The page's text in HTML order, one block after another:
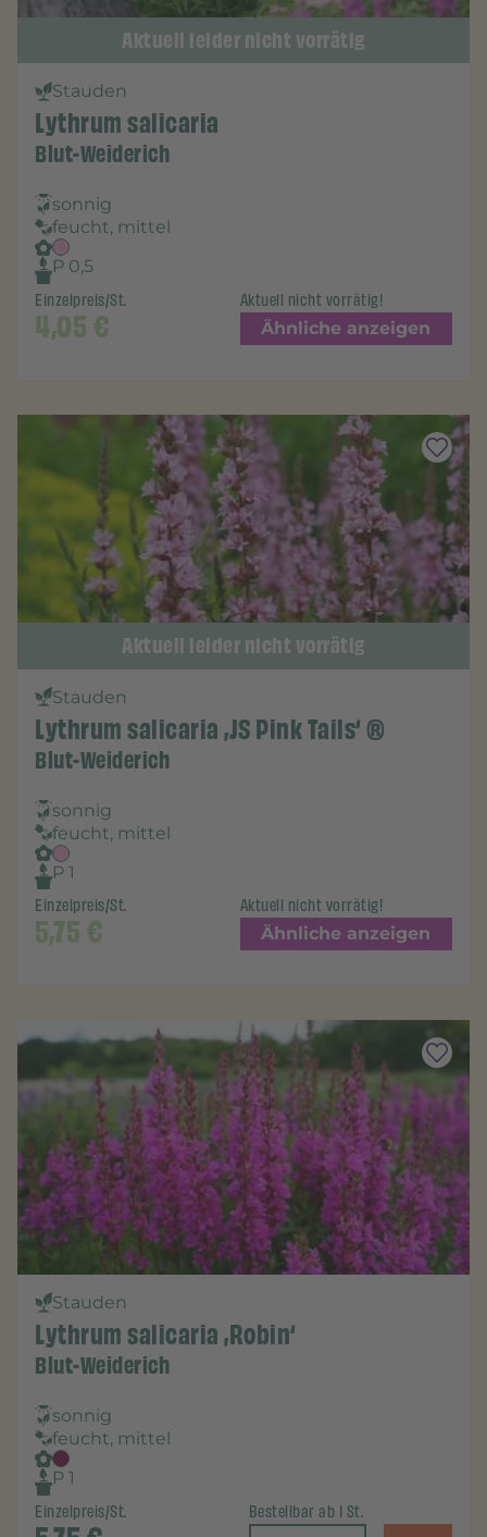
Aktuell leider nicht vorrätig
Stauden
Lythrum salicaria
Blut-Weiderich
sonnig
feucht, mittel
P 0,5
Einzelpreis/St.
4,05€
Aktuell nicht vorrätig!
Ähnliche anzeigen
Aktuell leider nicht vorrätig
Stauden
Lythrum salicaria ‚JS Pink Tails‘ ®
Blut-Weiderich
sonnig
feucht, mittel
P 1
Einzelpreis/St.
5,75€
Aktuell nicht vorrätig!
Ähnliche anzeigen
Stauden
Lythrum salicaria ‚Robin‘
Blut-Weiderich
sonnig
feucht, mittel
P 1
Einzelpreis/St. Bestellbar ab 1 St.